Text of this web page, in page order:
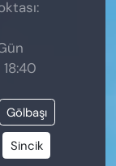
Gölbaşı
Sincik